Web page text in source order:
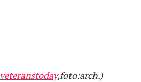
veteranstoday,foto:arch.)